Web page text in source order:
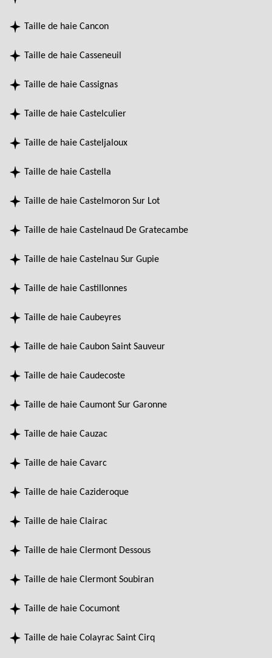
Taille de haie Cancon
Taille de haie Casseneuil
Taille de haie Cassignas
Taille de haie Castelculier
Taille de haie Casteljaloux
Taille de haie Castella
Taille de haie Castelmoron Sur Lot
Taille de haie Castelnaud De Gratecambe
Taille de haie Castelnau Sur Gupie
Taille de haie Castillonnes
Taille de haie Caubeyres
Taille de haie Caubon Saint Sauveur
Taille de haie Caudecoste
Taille de haie Caumont Sur Garonne
Taille de haie Cauzac
Taille de haie Cavarc
Taille de haie Cazideroque
Taille de haie Clairac
Taille de haie Clermont Dessous
Taille de haie Clermont Soubiran
Taille de haie Cocumont
Taille de haie Colayrac Saint Cirq